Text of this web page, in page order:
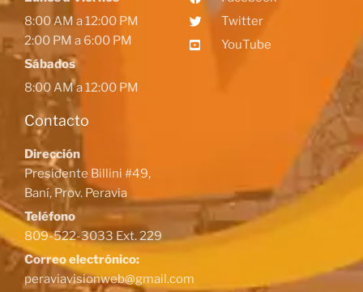
8:00 AM a 12:00 PM
2:00 PM a 6:00 PM
Sábados
8:00 AM a 12:00 PM
Contacto
Dirección
Presidente Billini #49,
Baní, Prov. Peravia
Teléfono
809-522-3033 Ext. 229
Correo electrónico:
peraviavisionweb@gmail.com
Twitter
YouTube